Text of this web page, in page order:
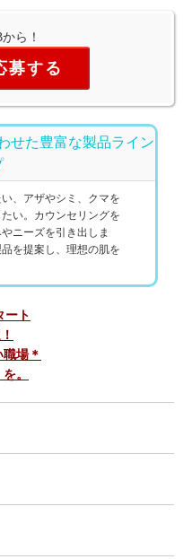
ら！
募する
せた豊富な製品ライン
、アザやシミ、クマを
い。カウンセリングを
ニーズを引き出しま
を提案し、理想の肌を
ート
場＊
。